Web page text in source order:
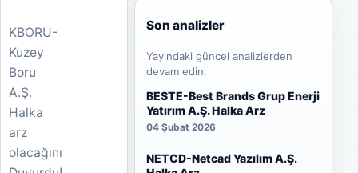
KBORU-
Kuzey
Boru
A.Ş.
Halka
arz
olacağını
Son analizler
Yayındaki güncel analizlerden
devam edin.
BESTE-Best Brands Grup Enerji
Yatırım A.Ş. Halka Arz
04 Şubat 2026
NETCD-Netcad Yazılım A.Ş.